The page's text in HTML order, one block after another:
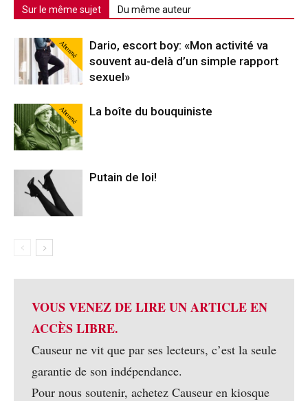
Sur le même sujet Du même auteur
Abonné
Dario, escort boy: «Mon activité va
souvent au-delà d’un simple rapport
sexuel»
Abonné La boîte du bouquiniste
Putain de loi!
VOUS VENEZ DE LIRE UN ARTICLE EN
ACCÈS LIBRE.
Causeur ne vit que par ses lecteurs, c’est la seule
garantie de son indépendance.
Pour nous soutenir, achetez Causeur en kiosque